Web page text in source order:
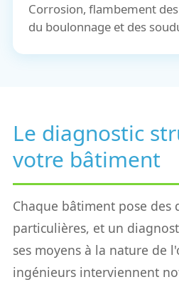
Corrosion, flambement
du boulonnage et des
Le diagnostic
votre bâtiment
Chaque bâtiment pose des
particulières, et un
ses moyens à la nature de
ingénieurs interviennent